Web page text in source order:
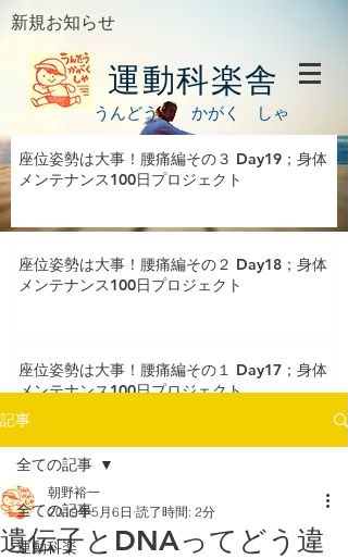
新規お知らせ
運動科楽舎
うんどう かがく しゃ
座位姿勢は大事！腰痛編その３ Day19；身体
メンテナンス100日プロジェクト
座位姿勢は大事！腰痛編その２ Day18；身体
メンテナンス100日プロジェクト
座位姿勢は大事！腰痛編その１ Day17；身体
メンテナンス100日プロジェクト
記事
全ての記事
運動科楽
全ての記事
遺伝子とDNAってどう違
朝野裕一
2019年5月6日 読了時間: 2分